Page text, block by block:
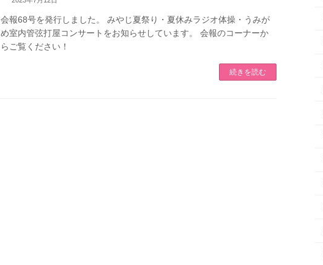
会報68号を発行しました。 みやじ夏祭り・夏休みラジオ体操・うみが
め室内管弦打屋コンサートをお知らせしています。 会報のコーナーか
らご覧ください！
続きを読む